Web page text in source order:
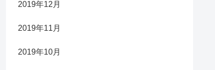
2019年12月
2019年11月
2019年10月